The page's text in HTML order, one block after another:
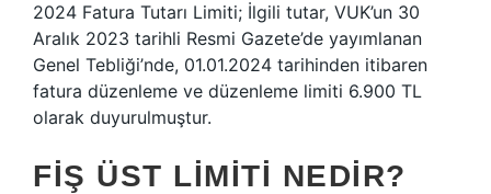
2024 Fatura Tutarı Limiti; İlgili tutar, VUK’un 30
Aralık 2023 tarihli Resmi Gazete’de yayımlanan
Genel Tebliği’nde, 01.01.2024 tarihinden itibaren
fatura düzenleme ve düzenleme limiti 6.900 TL
olarak duyurulmuştur.
FIŞ ÜST LIMITI NEDIR?